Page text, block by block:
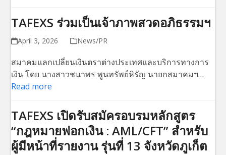
TAFEXS ร่วมเป็นเจ้าภาพสวดอภิธรรมฯ
April 3, 2026 News/PR
สมาคมแลกเปลี่ยนเงินตราต่างประเทศและบริการทางการ
เงิน โดย นางสาวชนาพร พูนทรัพย์หิรัญ นายกสมาคมฯ…
Read more
TAFEXS เปิดรับสมัครอบรมหลักสูตร
“กฎหมายฟอกเงิน : AML/CFT” สำหรับ
ผู้มีหน้าที่รายงาน รุ่นที่ 13 จังหวัดภูเก็ต